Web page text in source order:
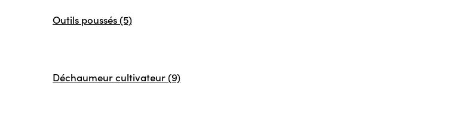
Outils poussés (5)
Déchaumeur cultivateur (9)